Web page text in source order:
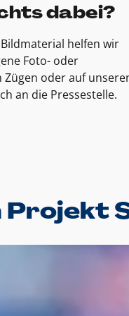
dabei?
helfen wir
Foto- oder
oder auf
an die Pressestelle.
Projekt